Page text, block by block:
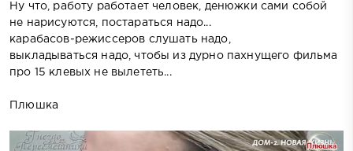
Ну что, работу работает человек, денюжки сами собой
не нарисуются, постараться надо...
карабасов-режиссеров слушать надо,
выкладываться надо, чтобы из дурно пахнущего фильма
про 15 клевых не вылететь...
Плюшка